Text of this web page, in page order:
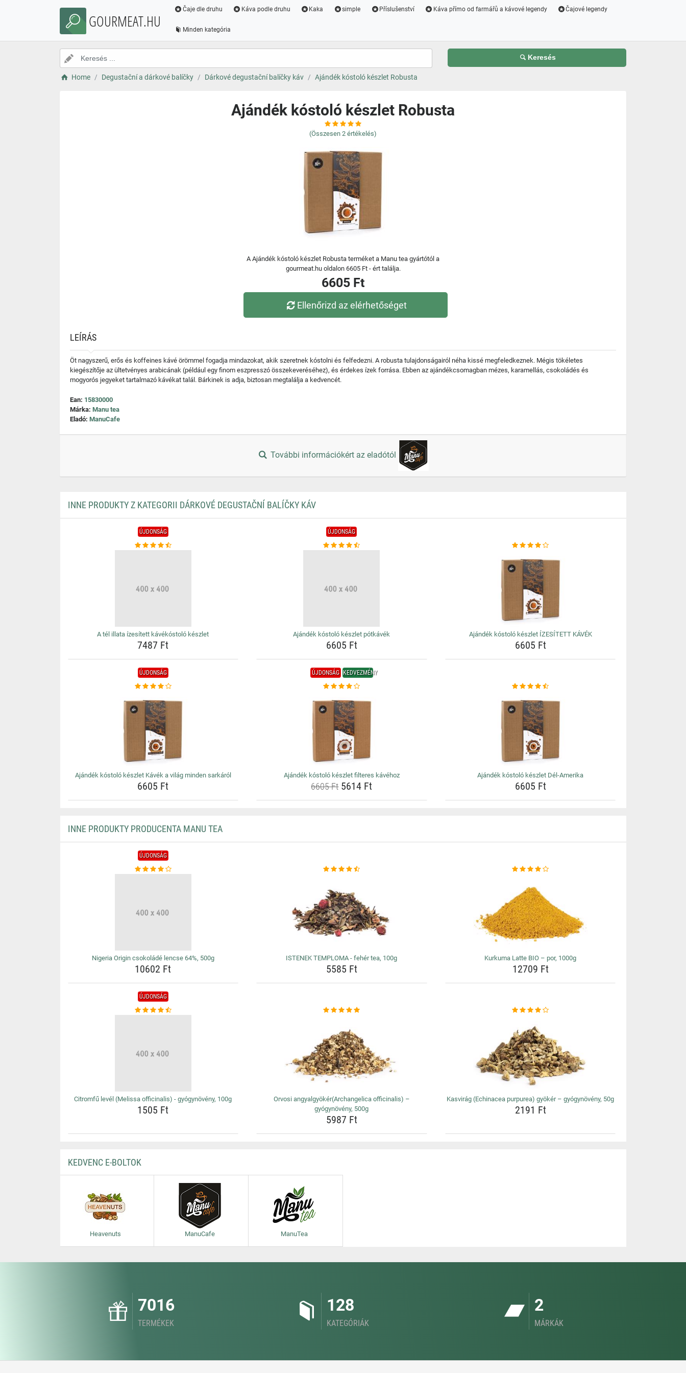
GOURMEAT.HU
Čaje dle druhu Káva podle druhu Kaka simple Příslušenství Káva přímo od farmářů a kávové legendy Čajové legendy
Minden kategória
Keresés
Home Degustační a dárkové balíčky Dárkové degustační balíčky káv Ajándék kóstoló készlet Robusta
Ajándék kóstoló készlet Robusta
(Összesen 2 értékelés)
A Ajándék kóstoló készlet Robusta terméket a Manu tea gyártótól a
gourmeat.hu oldalon 6605 Ft - ért találja.
6605 Ft
Ellenőrizd az elérhetőséget
LEÍRÁS
Öt nagyszerű, erős és koffeines kávé örömmel fogadja mindazokat, akik szeretnek kóstolni és felfedezni. A robusta tulajdonságairól néha kissé megfeledkeznek. Mégis tökéletes
kiegészítője az ültetvényes arabicának (például egy finom eszpresszó összekeveréséhez), és érdekes ízek forrása. Ebben az ajándékcsomagban mézes, karamellás, csokoládés és
mogyorós jegyeket tartalmazó kávékat talál. Bárkinek is adja, biztosan megtalálja a kedvencét.
Ean: 15830000
Márka: Manu tea
Eladó: ManuCafe
További információkért az eladótól
INNE PRODUKTY Z KATEGORII DÁRKOVÉ DEGUSTAČNÍ BALÍČKY KÁV
ÚJDONSÁG
A tél illata ízesített kávékóstoló készlet
7487 Ft
ÚJDONSÁG
Ajándék kóstoló készlet pótkávék
6605 Ft
Ajándék kóstoló készlet ÍZESÍTETT KÁVÉK
6605 Ft
ÚJDONSÁG
Ajándék kóstoló készlet Kávék a világ minden sarkáról
6605 Ft
ÚJDONSÁG KEDVEZMÉNY
Ajándék kóstoló készlet filteres kávéhoz
6605 Ft5614 Ft
Ajándék kóstoló készlet Dél-Amerika
6605 Ft
INNE PRODUKTY PRODUCENTA MANU TEA
ÚJDONSÁG
Nigeria Origin csokoládé lencse 64%, 500g
10602 Ft
ISTENEK TEMPLOMA - fehér tea, 100g
5585 Ft
Kurkuma Latte BIO – por, 1000g
12709 Ft
ÚJDONSÁG
Citromfű levél (Melissa officinalis) - gyógynövény, 100g
1505 Ft
Orvosi angyalgyökér(Archangelica officinalis) –
gyógynövény, 500g
5987 Ft
Kasvirág (Echinacea purpurea) gyökér – gyógynövény, 50g
2191 Ft
KEDVENC E-BOLTOK
Heavenuts ManuCafe ManuTea
7016
TERMÉKEK
128
KATEGÓRIÁK
2
MÁRKÁK